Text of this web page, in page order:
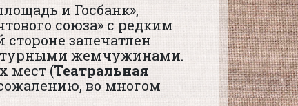
и Госбанк»,
союза» с редким
запечатлен
жемчужинами.
мест (Театральная
во многом